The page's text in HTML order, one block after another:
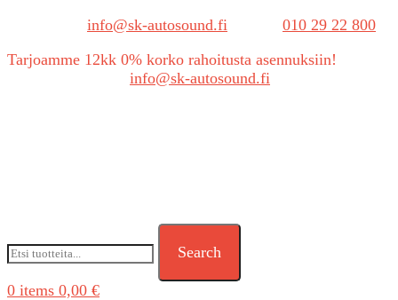
info@sk-autosound.fi
010 29 22 800
Tarjoamme 12kk 0% korko rahoitusta asennuksiin!
info@sk-autosound.fi
Search
0 items 0,00 €